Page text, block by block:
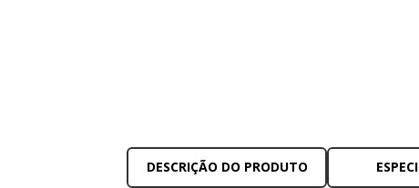
DESCRIÇÃO DO PRODUTO